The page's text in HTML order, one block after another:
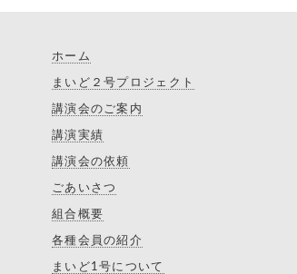
ホーム
まいど２号プロジェクト
講演会のご案内
講演実績
講演会の依頼
ごあいさつ
組合概要
各種会員の紹介
まいど1号について